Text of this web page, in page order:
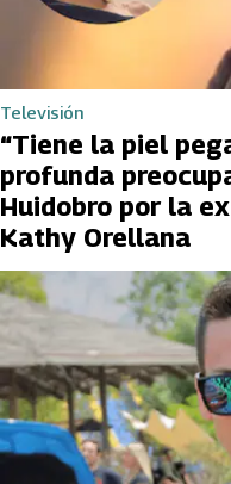
Televisión
“Tiene la piel
profunda
Huidobro por la
Kathy Orellana